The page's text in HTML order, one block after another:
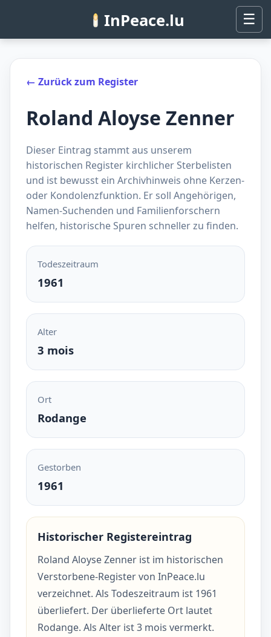
InPeace.lu ☰
← Zurück zum Register
Roland Aloyse Zenner
Dieser Eintrag stammt aus unserem
historischen Register kirchlicher Sterbelisten
und ist bewusst ein Archivhinweis ohne Kerzen-
oder Kondolenzfunktion. Er soll Angehörigen,
Namen-Suchenden und Familienforschern
helfen, historische Spuren schneller zu finden.
Todeszeitraum
1961
Alter
3 mois
Ort
Rodange
Gestorben
1961
Historischer Registereintrag
Roland Aloyse Zenner ist im historischen
Verstorbene-Register von InPeace.lu
verzeichnet. Als Todeszeitraum ist 1961
überliefert. Der überlieferte Ort lautet
Rodange. Als Alter ist 3 mois vermerkt.